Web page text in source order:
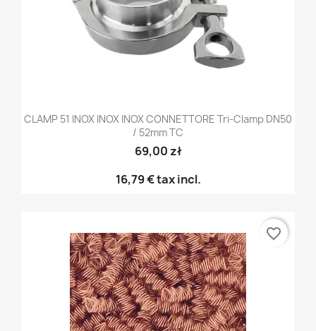
CLAMP 51 INOX INOX INOX CONNETTORE Tri-Clamp DN50
/ 52mm TC
69,00 zł
16,79 €tax incl.
favorite_border